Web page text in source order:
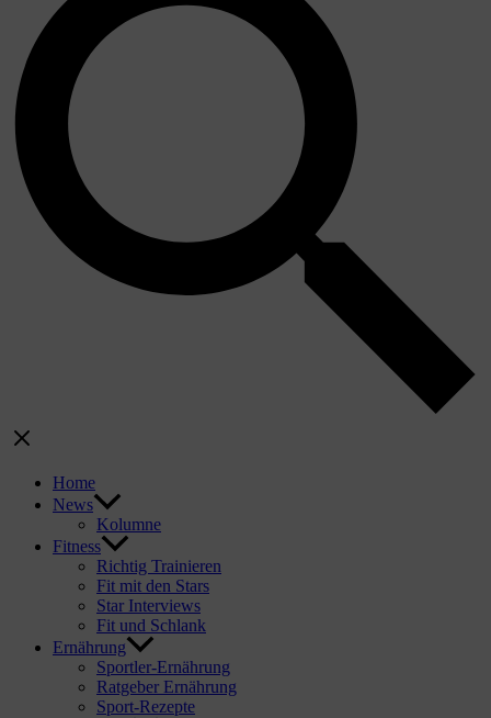
Home
News
Kolumne
Fitness
Richtig Trainieren
Fit mit den Stars
Star Interviews
Fit und Schlank
Ernährung
Sportler-Ernährung
Ratgeber Ernährung
Sport-Rezepte